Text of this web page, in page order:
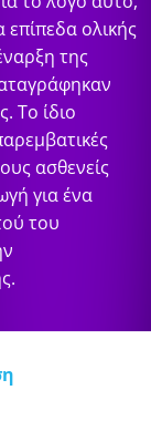
επίπεδα ολικής
της
Το ίδιο
ασθενείς
για ένα
του